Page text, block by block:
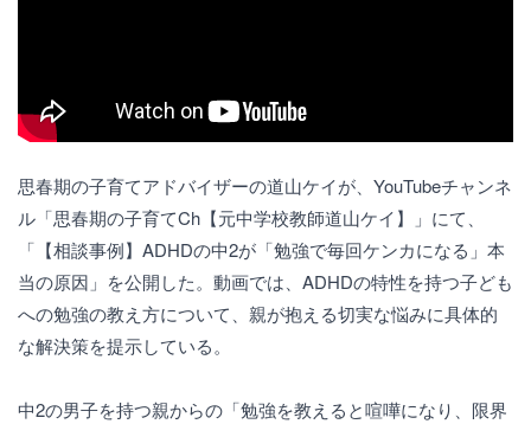
思春期の子育てアドバイザーの道山ケイが、YouTubeチャンネ
ル「思春期の子育てCh【元中学校教師道山ケイ】」にて、
「【相談事例】ADHDの中2が「勉強で毎回ケンカになる」本
当の原因」を公開した。動画では、ADHDの特性を持つ子ども
への勉強の教え方について、親が抱える切実な悩みに具体的
な解決策を提示している。
中2の男子を持つ親からの「勉強を教えると喧嘩になり、限界